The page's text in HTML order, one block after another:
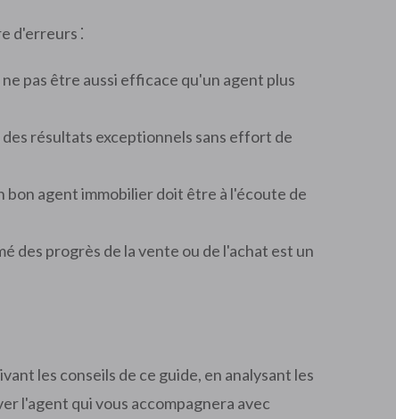
d'erreurs ⁚
pas être aussi efficace qu'un agent plus
résultats exceptionnels sans effort de
bon agent immobilier doit être à l'écoute de
des progrès de la vente ou de l'achat est un
les conseils de ce guide, en analysant les
l'agent qui vous accompagnera avec